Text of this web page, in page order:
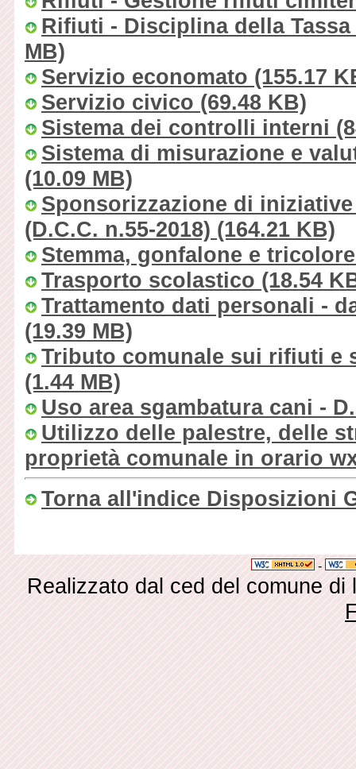
Rifiuti - Disciplina della Tassa
MB)
Servizio economato (155.17
Servizio civico (69.48 KB)
Sistema dei controlli interni
Sistema di misurazione e
(10.09 MB)
Sponsorizzazione di
(D.C.C. n.55-2018) (164.21 KB)
Stemma, gonfalone e tricolore
Trasporto scolastico (18.54
Trattamento dati personali -
(19.39 MB)
Tributo comunale sui rifiuti e
(1.44 MB)
Uso area sgambatura cani -
Utilizzo delle palestre, delle
proprietà comunale in orario
Torna all'indice Disposizioni
-
Realizzato dal ced del comune